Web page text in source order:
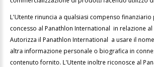
L'Utente rinuncia a qualsiasi compenso finanziario
concesso al Panathlon International in relazione
Autorizza il Panathlon International a usare il
altra informazione personale o biografica in
contenuto fornito. L'Utente inoltre riconosce al